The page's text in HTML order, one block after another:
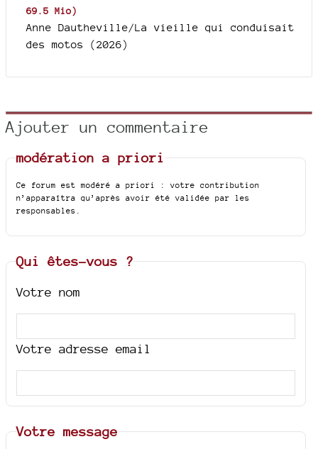
69.5 Mio)
Anne Dautheville/La vieille qui conduisait
des motos (2026)
Ajouter un commentaire
modération a priori
Ce forum est modéré a priori : votre contribution
n’apparaîtra qu’après avoir été validée par les
responsables.
Qui êtes-vous ?
Votre nom
Votre adresse email
Votre message